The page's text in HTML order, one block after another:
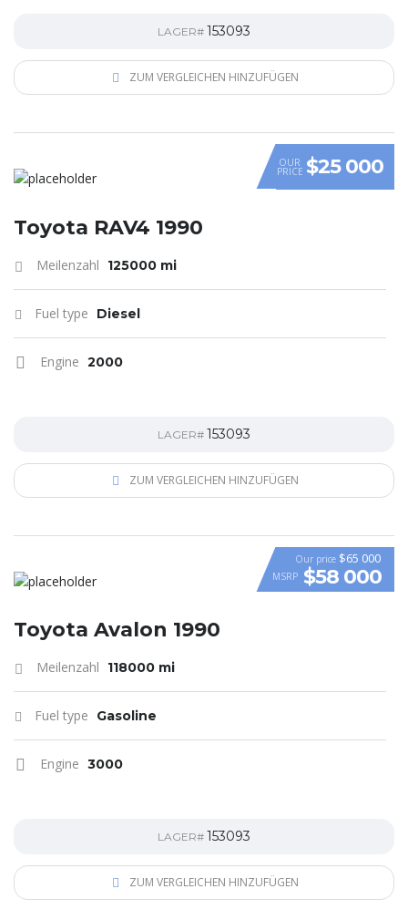
LAGER# 153093
ZUM VERGLEICHEN HINZUFÜGEN
OUR
PRICE $25 000
Toyota RAV4 1990
Meilenzahl 125000 mi
Fuel type Diesel
Engine 2000
LAGER# 153093
ZUM VERGLEICHEN HINZUFÜGEN
VIDEO
Our price $65 000
MSRP $58 000
Toyota Avalon 1990
Meilenzahl 118000 mi
Fuel type Gasoline
Engine 3000
LAGER# 153093
ZUM VERGLEICHEN HINZUFÜGEN